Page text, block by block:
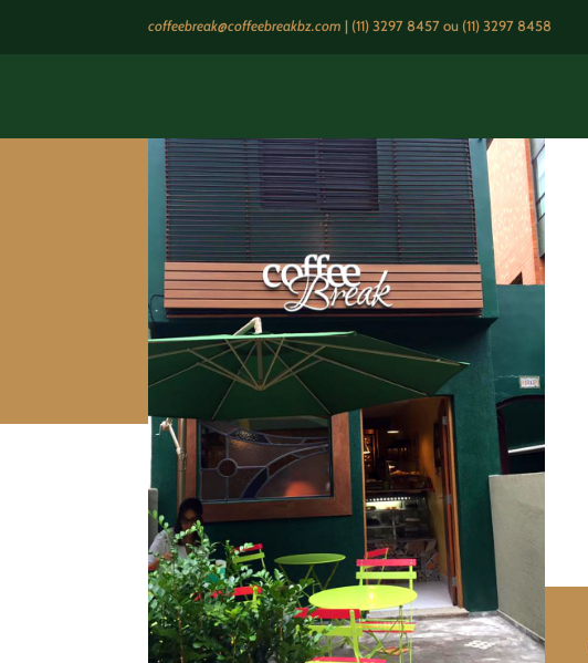
coffeebreak@coffeebreakbz.com | (11) 3297 8457ou (11) 3297 8458